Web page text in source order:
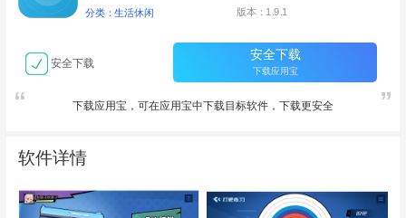
分类：生活休闲 版本：1.9.1
安全下载
安全下载
下载应用宝
下载应用宝，可在应用宝中下载目标软件，下载更安全
软件详情